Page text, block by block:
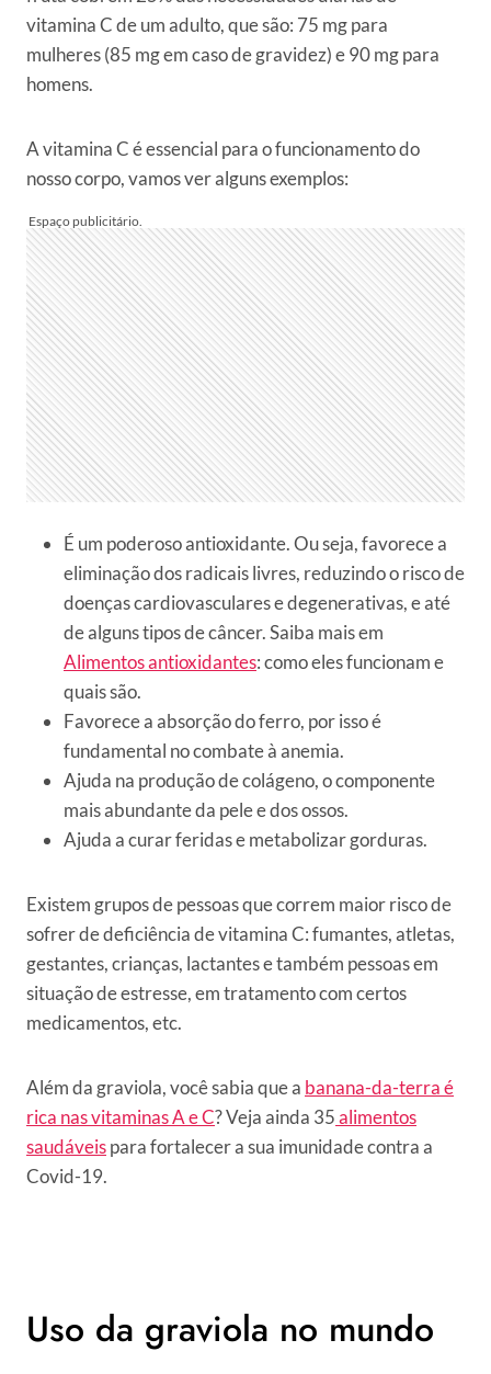
vitamina C de um adulto, que são: 75 mg para
mulheres (85 mg em caso de gravidez) e 90 mg para
homens.
A vitamina C é essencial para o funcionamento do
nosso corpo, vamos ver alguns exemplos:
É um poderoso antioxidante. Ou seja, favorece a
eliminação dos radicais livres, reduzindo o risco de
doenças cardiovasculares e degenerativas, e até
de alguns tipos de câncer. Saiba mais em
Alimentos antioxidantes: como eles funcionam e
quais são.
Favorece a absorção do ferro, por isso é
fundamental no combate à anemia.
Ajuda na produção de colágeno, o componente
mais abundante da pele e dos ossos.
Ajuda a curar feridas e metabolizar gorduras.
Existem grupos de pessoas que correm maior risco de
sofrer de deficiência de vitamina C: fumantes, atletas,
gestantes, crianças, lactantes e também pessoas em
situação de estresse, em tratamento com certos
medicamentos, etc.
Além da graviola, você sabia que a banana-da-terra é
rica nas vitaminas A e C? Veja ainda 35alimentos
saudáveispara fortalecer a sua imunidade contra a
Covid-19.
Uso da graviola no mundo